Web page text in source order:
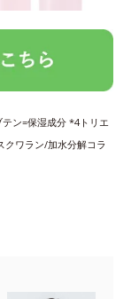
ン=保湿成分 *4トリエ
クワラン/加水分解コラ